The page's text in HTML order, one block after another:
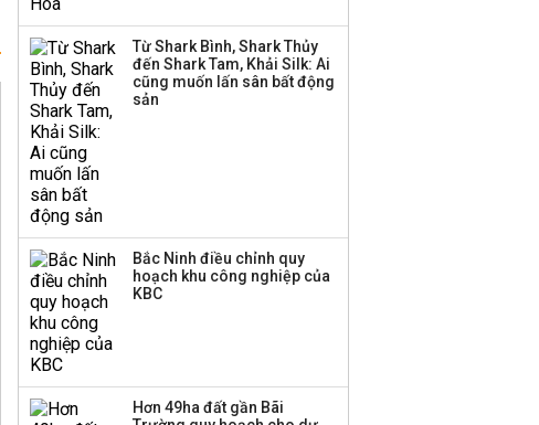
Việt Nam muốn phát
triển quỹ hưu trí: Từ tiết
kiệm gia đình thành
Từ Shark Bình, Shark Thủy
đến Shark Tam, Khải Silk: Ai
cũng muốn lấn sân bất động
sản
Bắc Ninh điều chỉnh quy
hoạch khu công nghiệp của
KBC
Hơn 49ha đất gần Bãi